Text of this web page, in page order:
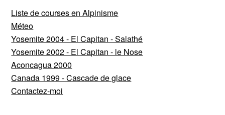
Liste de courses en Alpinisme
Méteo
Yosemite 2004 - El Capitan - Salathé
Yosemite 2002 - El Capitan - le Nose
Aconcagua 2000
Canada 1999 - Cascade de glace
Contactez-moi